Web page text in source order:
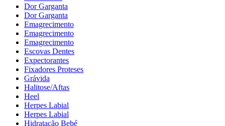
Dor Garganta
Dor Garganta
Emagrecimento
Emagrecimento
Emagrecimento
Escovas Dentes
Expectorantes
Fixadores Proteses
Grávida
Halitose/Aftas
Heel
Herpes Labial
Herpes Labial
Hidratação Bebé